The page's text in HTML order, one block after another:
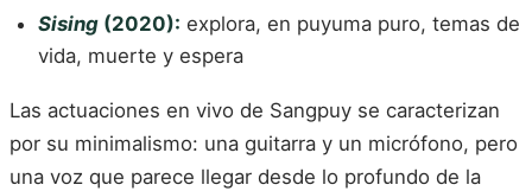
Sising (2020): explora, en puyuma puro, temas de
vida, muerte y espera
Las actuaciones en vivo de Sangpuy se caracterizan
por su minimalismo: una guitarra y un micrófono, pero
una voz que parece llegar desde lo profundo de la